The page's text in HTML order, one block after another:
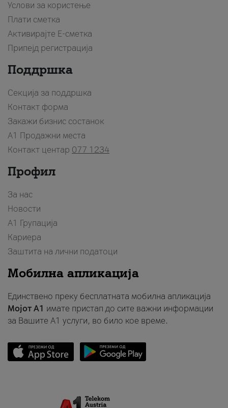
Услови за користење
Плати сметка
Активирајте Е-сметка
Припејд регистрација
Поддршка
Секција за поддршка
Контакт форма
Закажи бизнис состанок
A1 Продажни места
Контакт центар 077 1234
Профил
За нас
Новости
А1 Групација
Кариера
Заштита на лични податоци
Мобилна апликација
Единствено преку бесплатната мобилна апликација
Мојот A1 имате пристап до сите важни информации
за Вашите A1 услуги, во било кое време.